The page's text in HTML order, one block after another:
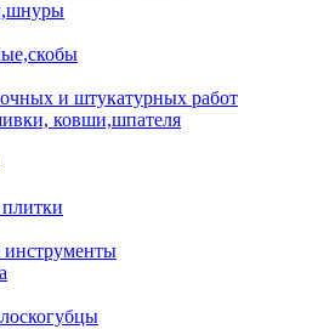
и штукатурных работ
ковши,шпателя
инструменты